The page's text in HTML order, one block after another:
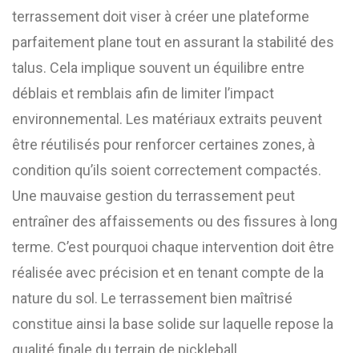
terrassement doit viser à créer une plateforme
parfaitement plane tout en assurant la stabilité des
talus. Cela implique souvent un équilibre entre
déblais et remblais afin de limiter l’impact
environnemental. Les matériaux extraits peuvent
être réutilisés pour renforcer certaines zones, à
condition qu’ils soient correctement compactés.
Une mauvaise gestion du terrassement peut
entraîner des affaissements ou des fissures à long
terme. C’est pourquoi chaque intervention doit être
réalisée avec précision et en tenant compte de la
nature du sol. Le terrassement bien maîtrisé
constitue ainsi la base solide sur laquelle repose la
qualité finale du terrain de pickleball.